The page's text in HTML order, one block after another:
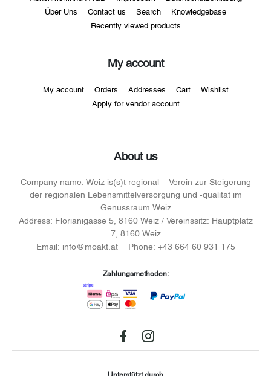
Über Uns Contact us Search Knowledgebase
Recently viewed products
My account
My account Orders Addresses Cart Wishlist
Apply for vendor account
About us
Company name: Weiz is(s)t regional – Verein zur Steigerung
der regionalen Lebensmittelversorgung und -qualität im
Genussraum Weiz
Address: Florianigasse 5, 8160 Weiz / Vereinssitz: Hauptplatz
7, 8160 Weiz
Email: info@moakt.at Phone: +43 664 60 931 175
Zahlungsmethoden:
Unterstützt durch